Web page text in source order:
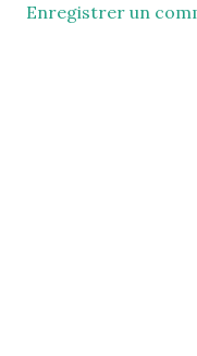
Enregistrer un